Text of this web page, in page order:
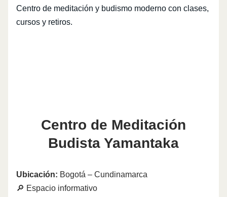
Centro de meditación y budismo moderno con clases,
cursos y retiros.
Centro de Meditación
Budista Yamantaka
Ubicación: Bogotá – Cundinamarca
🔎 Espacio informativo